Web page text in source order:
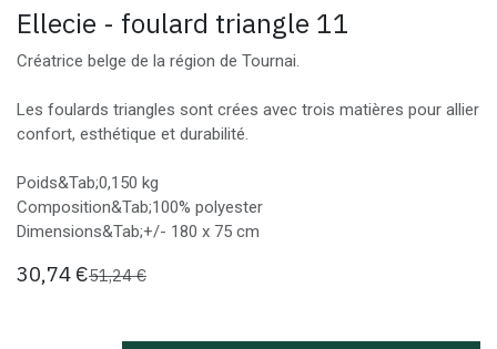
Ellecie - foulard triangle 11
Créatrice belge de la région de Tournai.
Les foulards triangles sont crées avec trois matières pour allier
confort, esthétique et durabilité.
Poids&Tab;0,150 kg
Composition&Tab;100% polyester
Dimensions&Tab;+/- 180 x 75 cm
30,74 €51,24€